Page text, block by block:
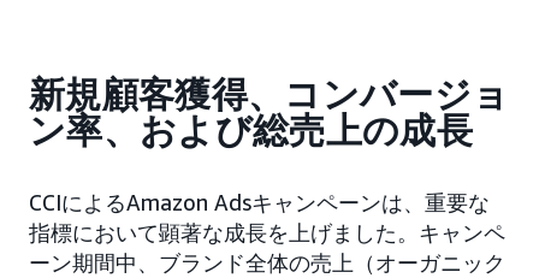
新規顧客獲得、コンバージョ
ン率、および総売上の成長
CCIによるAmazon Adsキャンペーンは、重要な
指標において顕著な成長を上げました。キャンペ
ーン期間中、ブランド全体の売上（オーガニック